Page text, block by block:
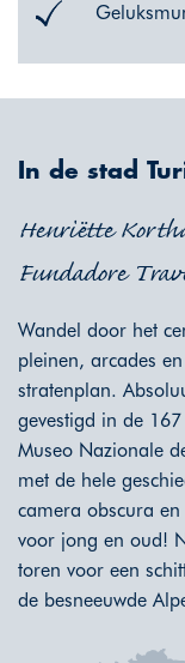
In de stad
Henriëtte
Fundadore
Wandel door het
pleinen, arcades
stratenplan.
gevestigd in de
Museo Nazionale
met de hele
camera obscura
voor jong en oud!
toren voor een
de besneeuwde